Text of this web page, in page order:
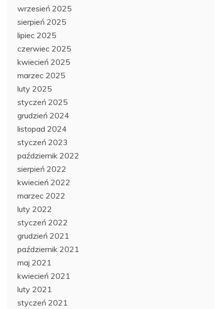
wrzesień 2025
sierpień 2025
lipiec 2025
czerwiec 2025
kwiecień 2025
marzec 2025
luty 2025
styczeń 2025
grudzień 2024
listopad 2024
styczeń 2023
październik 2022
sierpień 2022
kwiecień 2022
marzec 2022
luty 2022
styczeń 2022
grudzień 2021
październik 2021
maj 2021
kwiecień 2021
luty 2021
styczeń 2021